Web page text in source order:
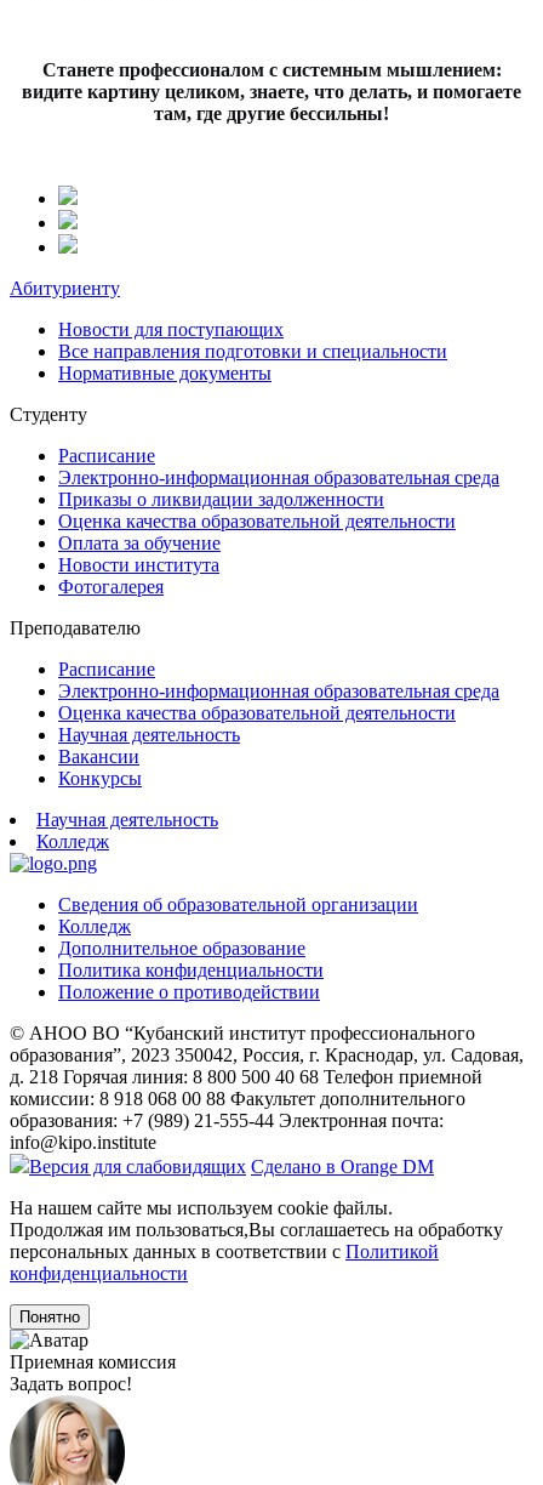
Станете профессионалом с системным мышлением:
видите картину целиком, знаете, что делать, и помогаете
там, где другие бессильны!
Абитуриенту
Новости для поступающих
Все направления подготовки и специальности
Нормативные документы
Студенту
Расписание
Электронно-информационная образовательная среда
Приказы о ликвидации задолженности
Оценка качества образовательной деятельности
Оплата за обучение
Новости института
Фотогалерея
Преподавателю
Расписание
Электронно-информационная образовательная среда
Оценка качества образовательной деятельности
Научная деятельность
Вакансии
Конкурсы
Научная деятельность
Колледж
Сведения об образовательной организации
Колледж
Дополнительное образование
Политика конфиденциальности
Положение о противодействии
© АНОО ВО “Кубанский институт профессионального
образования”, 2023 350042, Россия, г. Краснодар, ул. Садовая,
д. 218 Горячая линия: 8 800 500 40 68 Телефон приемной
комиссии: 8 918 068 00 88 Факультет дополнительного
образования: +7 (989) 21-555-44 Электронная почта:
info@kipo.institute
Версия для слабовидящих Сделано в Orange DM
На нашем сайте мы используем cookie файлы.
Продолжая им пользоваться,Вы соглашаетесь на обработку
персональных данных в соответствии с Политикой
конфиденциальности
Понятно
Приемная комиссия
Задать вопрос!